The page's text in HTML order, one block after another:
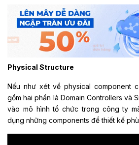
Physical Structure
Nếu như xét về physical component
gồm hai phần là Domain Controllers và
vào mô hình tổ chức trong công ty
dụng những components để thiết kế